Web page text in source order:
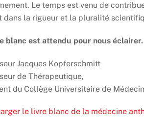
Le temps est venu de
dans la rigueur et la pluralité
blanc est attendu pour nous éclairer.
Jacques Kopferschmitt
de Thérapeutique,
du Collège Universitaire de
le livre blanc de la médecine